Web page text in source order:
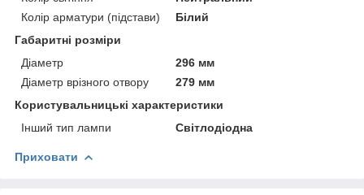
Колір арматури (підстави)
Білий
Габаритні розміри
Діаметр
296 мм
Діаметр врізного отвору
279 мм
Користувальницькі характеристики
Інший тип лампи
Світлодіодна
Приховати